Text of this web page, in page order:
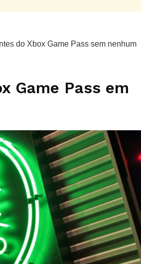
do Xbox Game Pass sem nenhum
Game Pass em